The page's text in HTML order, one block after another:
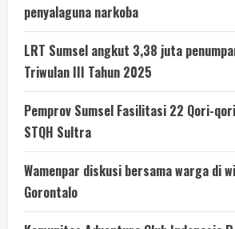
penyalaguna narkoba
LRT Sumsel angkut 3,38 juta
Triwulan III Tahun 2025
Pemprov Sumsel Fasilitasi 22 Qori-
STQH Sultra
Wamenpar diskusi bersama warga di
Gorontalo